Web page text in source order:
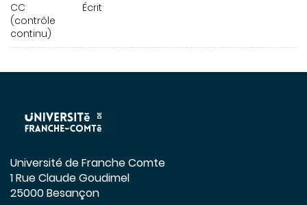
CC
(contrôle
continu)
Écrit
Université de Franche Comte
1 Rue Claude Goudimel
25000 Besançon